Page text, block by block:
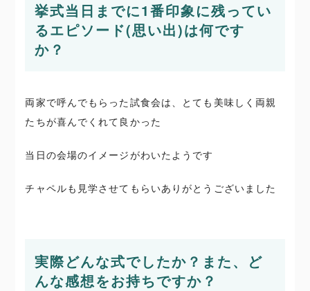
挙式当日までに1番印象に残ってい
るエピソード(思い出)は何です
か？
両家で呼んでもらった試食会は、とても美味しく両親
たちが喜んでくれて良かった
当日の会場のイメージがわいたようです
チャペルも見学させてもらいありがとうございました
実際どんな式でしたか？また、ど
んな感想をお持ちですか？